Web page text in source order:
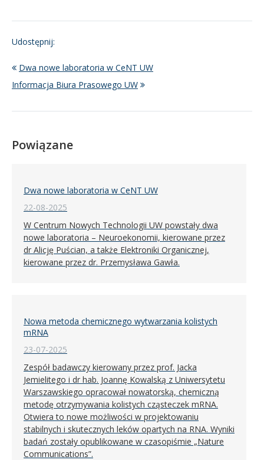
Udostępnij:
Dwa nowe laboratoria w CeNT UW
Informacja Biura Prasowego UW
Powiązane
Dwa nowe laboratoria w CeNT UW
22-08-2025
W Centrum Nowych Technologii UW powstały dwa
nowe laboratoria – Neuroekonomii, kierowane przez
dr Alicję Puścian, a także Elektroniki Organicznej,
kierowane przez dr. Przemysława Gawła.
Nowa metoda chemicznego wytwarzania kolistych
mRNA
23-07-2025
Zespół badawczy kierowany przez prof. Jacka
Jemielitego i dr hab. Joannę Kowalską z Uniwersytetu
Warszawskiego opracował nowatorską, chemiczną
metodę otrzymywania kolistych cząsteczek mRNA.
Otwiera to nowe możliwości w projektowaniu
stabilnych i skutecznych leków opartych na RNA. Wyniki
badań zostały opublikowane w czasopiśmie „Nature
Communications”.